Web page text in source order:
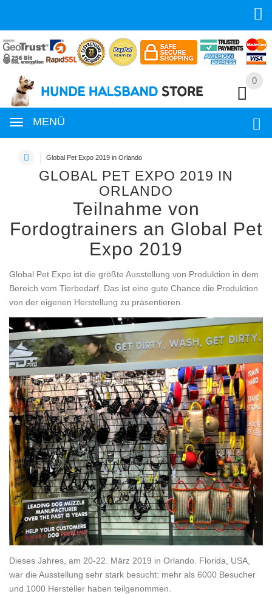
0
MENÜ
0
Global Pet Expo 2019 in Orlando
GLOBAL PET EXPO 2019 IN
ORLANDO
Teilnahme von
Fordogtrainers an Global Pet
Expo 2019
Global Pet Expo ist die größte Ausstellung von Produktion in dem
Bereich vom Tierbedarf. Das ist eine gute Chance die Produktion
von der eigenen Herstellung zu präsentieren.
Dieses Jahres, am 20-22. März 2019 in Orlando. Florida, USA,
war die Ausstellung sehr stark besucht: mehr als 6000 Besucher
und 1000 Hersteller haben teilgenommen.